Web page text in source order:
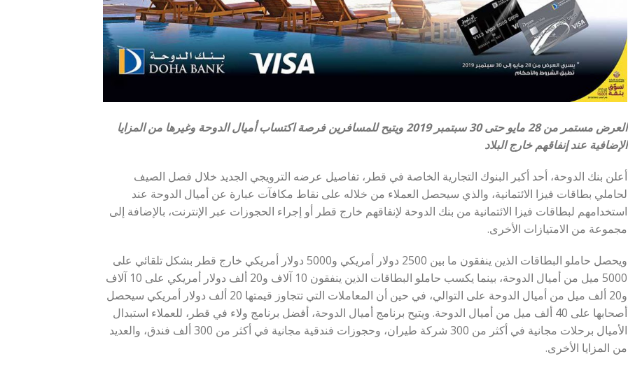
العرض مستمر من 28 مايو حتى 30 سبتمبر 2019 ويتيح للمسافرين فرصة اكتساب أميال الدوحة وغيرها من المزايا
الإضافية عند إنفاقهم خارج البلاد
أعلن بنك الدوحة، أحد أكبر البنوك التجارية الخاصة في قطر، تفاصيل عرضه الترويجي الجديد خلال فصل الصيف
لحاملي بطاقات فيزا الائتمانية، والذي سيحصل العملاء من خلاله على نقاط مكافآت عبارة عن أميال الدوحة عند
استخدامهم لبطاقات فيزا الائتمانية من بنك الدوحة لإنفاقهم خارج قطر أو إجراء الحجوزات عبر الإنترنت، بالإضافة إلى
مجموعة من الامتيازات الأخرى.
ويحصل حاملو البطاقات الذين ينفقون ما بين 2500 دولار أمريكي و5000 دولار أمريكي خارج قطر بشكل تلقائي على
5000 ميل من أميال الدوحة، بينما يكسب حاملو البطاقات الذين ينفقون 10 آلاف و20 ألف دولار أمريكي على 10 آلاف
و20 ألف ميل من أميال الدوحة على التوالي، في حين أن المعاملات التي تتجاوز قيمتها 20 ألف دولار أمريكي سيحصل
أصحابها على 40 ألف ميل من أميال الدوحة. ويتيح برنامج أميال الدوحة، أفضل برنامج ولاء في قطر، للعملاء استبدال
الأميال برحلات مجانية في أكثر من 300 شركة طيران، وحجوزات فندقية مجانية في أكثر من 300 ألف فندق، والعديد
من المزايا الأخرى.